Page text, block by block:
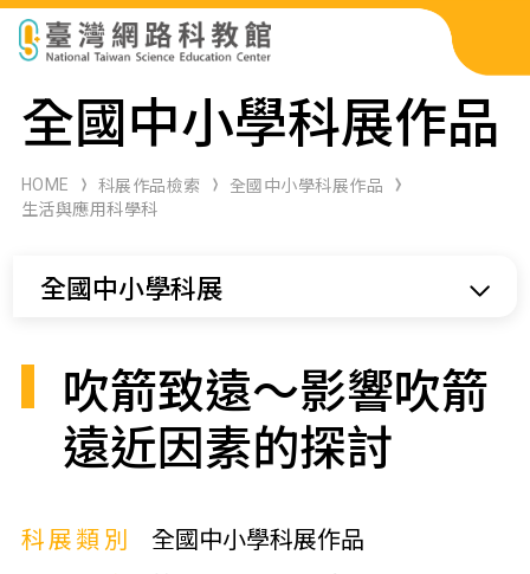
科展作品檢索
科學研習月刊
全國中小學科展作品
HOME 科展作品檢索
全國中小學科展作品
生活與應用科學科
全國中小學科展
吹箭致遠～影響吹箭
遠近因素的探討
科展類別
全國中小學科展作品